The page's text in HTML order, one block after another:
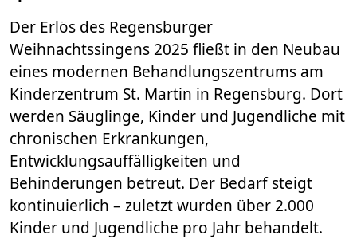
Der Erlös des Regensburger
Weihnachtssingens 2025 fließt in den Neubau
eines modernen Behandlungszentrums am
Kinderzentrum St. Martin in Regensburg. Dort
werden Säuglinge, Kinder und Jugendliche mit
chronischen Erkrankungen,
Entwicklungsauffälligkeiten und
Behinderungen betreut. Der Bedarf steigt
kontinuierlich – zuletzt wurden über 2.000
Kinder und Jugendliche pro Jahr behandelt.